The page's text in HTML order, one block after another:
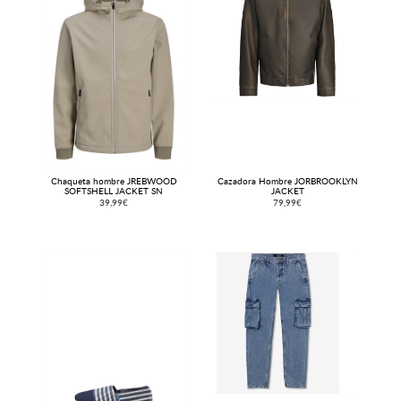
Chaqueta hombre JREBWOOD
SOFTSHELL JACKET SN
39,99€
Cazadora Hombre JORBROOKLYN
JACKET
79,99€